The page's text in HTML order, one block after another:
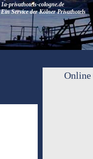
1a-privathotels-cologne.de
Ein Service der Kölner Privathotels
Online